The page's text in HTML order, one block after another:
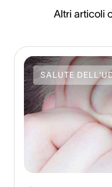
Altri articoli
SALUTE